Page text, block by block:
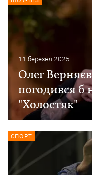
11 березня 2025
Олег
погодився б
"Холостяк"
СПОРТ